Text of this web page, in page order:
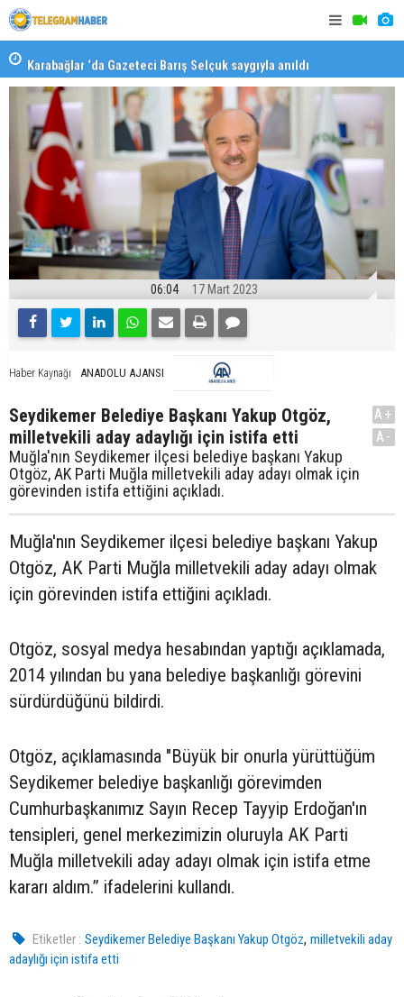
Karabağlar ‘da Gazeteci Barış Selçuk saygıyla anıldı
06:04 17 Mart 2023
Haber Kaynağı ANADOLU AJANSI
Seydikemer Belediye Başkanı Yakup Otgöz,
milletvekili aday adaylığı için istifa etti
Muğla'nın Seydikemer ilçesi belediye başkanı Yakup
Otgöz, AK Parti Muğla milletvekili aday adayı olmak için
görevinden istifa ettiğini açıkladı.
A+
A-
Muğla'nın Seydikemer ilçesi belediye başkanı Yakup
Otgöz, AK Parti Muğla milletvekili aday adayı olmak
için görevinden istifa ettiğini açıkladı.
Otgöz, sosyal medya hesabından yaptığı açıklamada,
2014 yılından bu yana belediye başkanlığı görevini
sürdürdüğünü bildirdi.
Otgöz, açıklamasında "Büyük bir onurla yürüttüğüm
Seydikemer belediye başkanlığı görevimden
Cumhurbaşkanımız Sayın Recep Tayyip Erdoğan'ın
tensipleri, genel merkezimizin oluruyla AK Parti
Muğla milletvekili aday adayı olmak için istifa etme
kararı aldım.” ifadelerini kullandı.
Etiketler : Seydikemer Belediye Başkanı Yakup Otgöz,milletvekili aday
adaylığı için istifa etti